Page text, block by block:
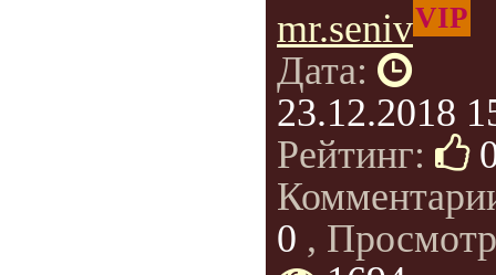
mr.senivVIP
Дата:
23.12.2018
Рейтинг:
0 ,